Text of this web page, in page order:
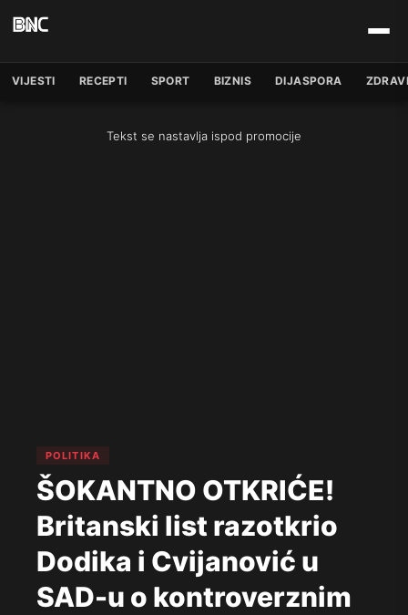
VIJESTI RECEPTI SPORT BIZNIS DIJASPORA
Tekst se nastavlja ispod promocije
POLITIKA
ŠOKANTNO OTKRIĆE!
Britanski list razotkrio
Dodika i Cvijanović u
SAD-u o kontroverznim